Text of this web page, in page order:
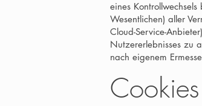
eines
Wesentlichen) aller
Cloud-Service-
Nutzererlebnisses zu
nach eigenem